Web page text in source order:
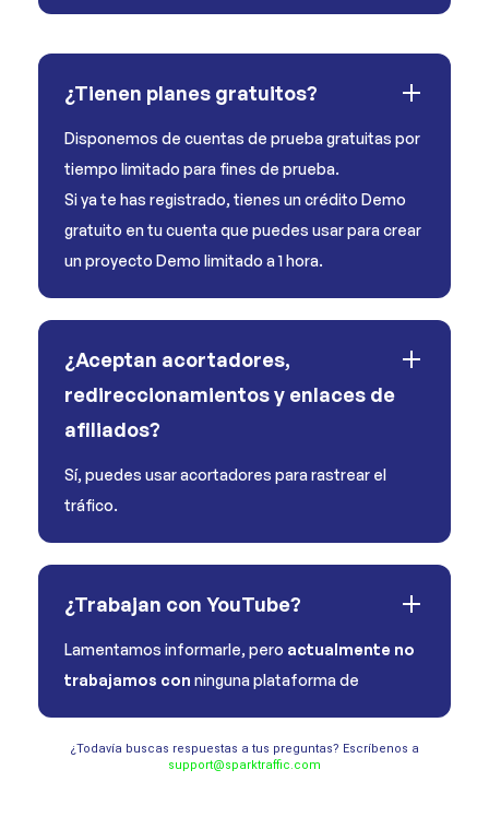
¿Tienen planes gratuitos?
Disponemos de cuentas de prueba gratuitas por
tiempo limitado para fines de prueba.
Si ya te has registrado, tienes un crédito Demo
gratuito en tu cuenta que puedes usar para crear
un proyecto Demo limitado a 1 hora.
¿Aceptan acortadores,
redireccionamientos y enlaces de
afiliados?
Sí, puedes usar acortadores para rastrear el
tráfico.
¿Trabajan con YouTube?
Lamentamos informarle, pero actualmente no
trabajamos con ninguna plataforma de
¿Todavía buscas respuestas a tus preguntas? Escríbenos a
support@sparktraffic.com